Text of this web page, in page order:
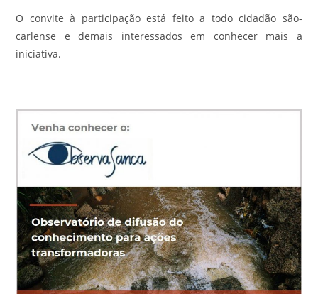
O convite à participação está feito a todo cidadão são-
carlense e demais interessados em conhecer mais a
iniciativa.